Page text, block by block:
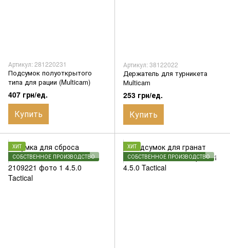
Артикул: 281220231
Подсумок полуоткрытого
типа для рации (Multicam)
407 грн/ед.
Купить
Артикул: 38122022
Держатель для турникета
Мulticam
253 грн/ед.
Купить
ХИТ
СОБСТВЕННОЕ ПРОИЗВОДСТВО
ХИТ
СОБСТВЕННОЕ ПРОИЗВОДСТВО